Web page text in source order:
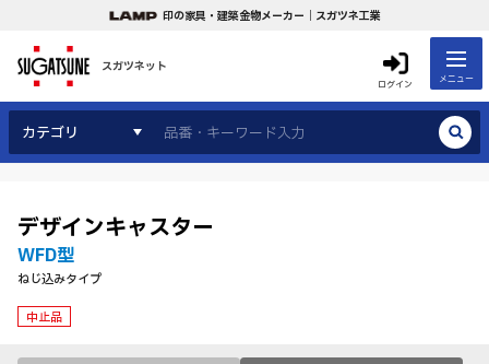
印の家具・建築金物メーカー｜スガツネ工業
スガツネット
ログイン メニュー
カテゴリ
デザインキャスター
WFD型
ねじ込みタイプ
中止品